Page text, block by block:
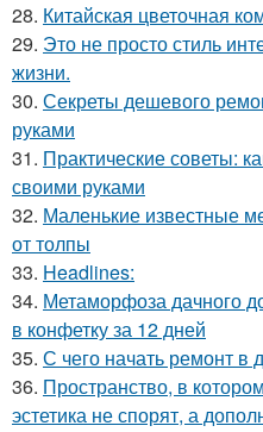
28. Китайская цветочная
29. Это не просто стиль
жизни.
30. Секреты дешевого
руками
31. Практические советы:
своими руками
32. Маленькие известные
от толпы
33. Headlines:
34. Метаморфоза дачного
в конфетку за 12 дней
35. С чего начать ремонт в
36. Пространство, в
эстетика не спорят, а